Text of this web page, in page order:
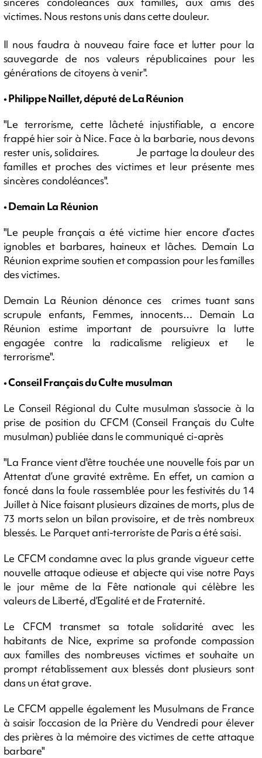
victimes. Nous restons unis dans cette douleur.
Il nous faudra à nouveau faire face et lutter pour la
sauvegarde de nos valeurs républicaines pour les
générations de citoyens à venir".
• Philippe Naillet, député de La Réunion
"Le terrorisme, cette lâcheté injustifiable, a encore
frappé hier soir à Nice. Face à la barbarie, nous devons
rester unis, solidaires. Je partage la douleur des
familles et proches des victimes et leur présente mes
sincères condoléances".
• Demain La Réunion
"Le peuple français a été victime hier encore d’actes
ignobles et barbares, haineux et lâches. Demain La
Réunion exprime soutien et compassion pour les familles
des victimes.
Demain La Réunion dénonce ces crimes tuant sans
scrupule enfants, Femmes, innocents… Demain La
Réunion estime important de poursuivre la lutte
engagée contre la radicalisme religieux et le
terrorisme".
• Conseil Français du Culte musulman
Le Conseil Régional du Culte musulman s'associe à la
prise de position du CFCM (Conseil Français du Culte
musulman) publiée dans le communiqué ci-après
"La France vient d'être touchée une nouvelle fois par un
Attentat d’une gravité extrême. En effet, un camion a
foncé dans la foule rassemblée pour les festivités du 14
Juillet à Nice faisant plusieurs dizaines de morts, plus de
73 morts selon un bilan provisoire, et de très nombreux
blessés. Le Parquet anti-terroriste de Paris a été saisi.
Le CFCM condamne avec la plus grande vigueur cette
nouvelle attaque odieuse et abjecte qui vise notre Pays
le jour même de la Fête nationale qui célèbre les
valeurs de Liberté, d’Egalité et de Fraternité.
Le CFCM transmet sa totale solidarité avec les
habitants de Nice, exprime sa profonde compassion
aux familles des nombreuses victimes et souhaite un
prompt rétablissement aux blessés dont plusieurs sont
dans un état grave.
Le CFCM appelle également les Musulmans de France
à saisir l’occasion de la Prière du Vendredi pour élever
des prières à la mémoire des victimes de cette attaque
barbare"